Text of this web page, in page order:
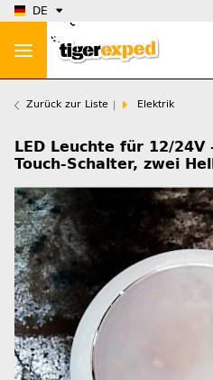
DE
Zurück zur Liste Elektrik
LED Leuchte für 12/
Touch-Schalter, zwei